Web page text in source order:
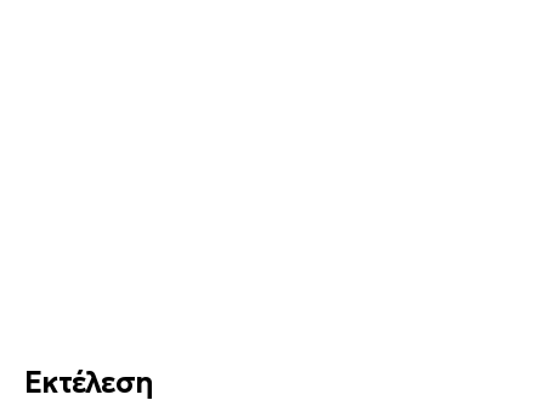
Εκτέλεση